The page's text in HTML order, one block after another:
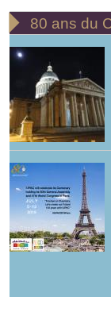
 80 ans du